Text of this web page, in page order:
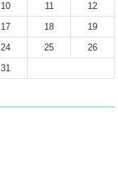
10 11
12
17 18
19
24 25
26
31